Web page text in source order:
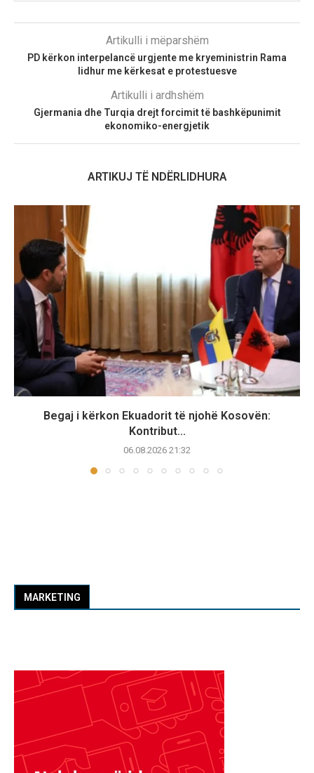
Artikulli i mëparshëm
PD kërkon interpelancë urgjente me kryeministrin Rama
lidhur me kërkesat e protestuesve
Artikulli i ardhshëm
Gjermania dhe Turqia drejt forcimit të bashkëpunimit
ekonomiko-energjetik
ARTIKUJ TË NDËRLIDHURA
Begaj i kërkon Ekuadorit të njohë Kosovën:
Kontribut...
06.08.2026 21:32
MARKETING